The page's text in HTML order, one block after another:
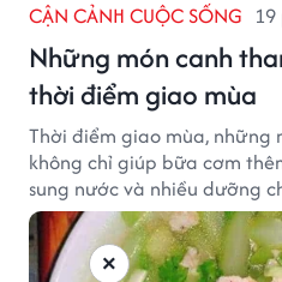
CẬN CẢNH CUỘC SỐNG
Những món canh
thời điểm giao mùa
Thời điểm giao mùa, những
không chỉ giúp bữa cơm
sung nước và nhiều dưỡng
là một số món canh đơn
gia đình.
×